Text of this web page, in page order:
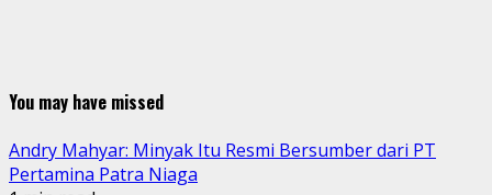
You may have missed
Andry Mahyar: Minyak Itu Resmi Bersumber dari PT
Pertamina Patra Niaga